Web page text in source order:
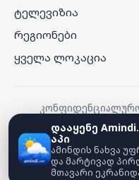
ტელევიზია
რეგიონები
ყველა ლოკაცია
© 2026 amindi.net
დააყენე
აპი
ამინდის ნახვა
და მარტივად
მთავარი